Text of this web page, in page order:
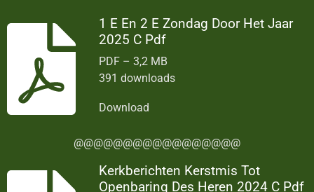
1 E En 2 E Zondag Door Het Jaar
2025 C Pdf
PDF – 3,2 MB
391 downloads
Download
@@@@@@@@@@@@@@@@@
Kerkberichten Kerstmis Tot
Openbaring Des Heren 2024 C Pdf